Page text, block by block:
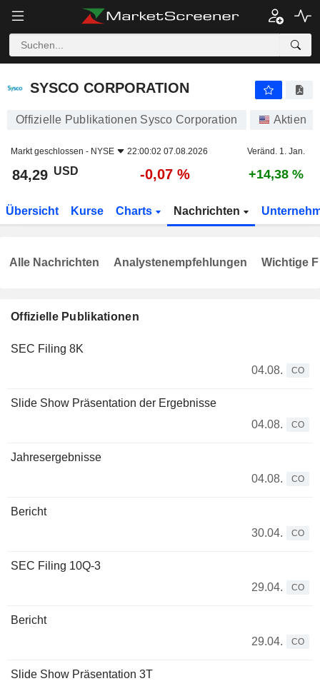
SYSCO CORPORATION
SYSCO CORPORATION
Offizielle Publikationen Sysco Corporation Aktien
Markt geschlossen - NYSE 22:00:02 07.08.2026 Veränd. 1. Jan.
84,29 USD -0,07 % +14,38 %
Übersicht Kurse Charts Nachrichten
Offizielle Publikationen
SEC Filing 8K
04.08.
CO
Slide Show Präsentation der Ergebnisse
04.08.
CO
Jahresergebnisse
04.08.
CO
Bericht
30.04.
CO
SEC Filing 10Q-3
29.04.
CO
Bericht
29.04.
CO
Slide Show Präsentation 3T
Alle Nachrichten Analystenempfehlungen Wichtige